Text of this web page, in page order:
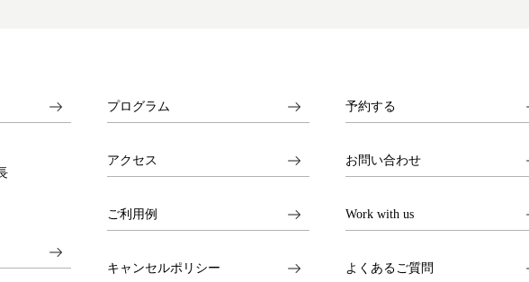
プログラム
アクセス
ご利用例
キャンセルポリシー
予約する
お問い合わせ
Work with us
よくあるご質問